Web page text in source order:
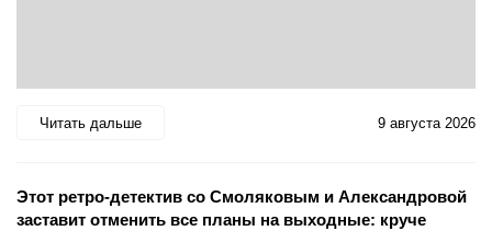
Читать дальше 9 августа 2026
Этот ретро-детектив со Смоляковым и Александровой
заставит отменить все планы на выходные: круче